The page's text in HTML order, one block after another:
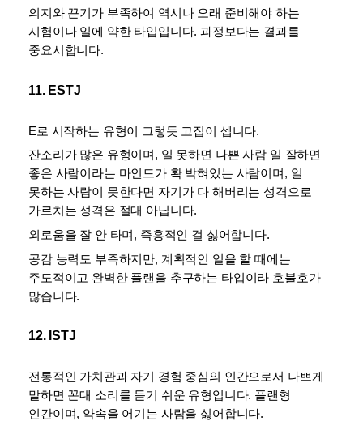
의지와 끈기가 부족하여 역시나 오래 준비해야 하는
시험이나 일에 약한 타입입니다. 과정보다는 결과를
중요시합니다.
11. ESTJ
E로 시작하는 유형이 그렇듯 고집이 셉니다.
잔소리가 많은 유형이며, 일 못하면 나쁜 사람 일 잘하면
좋은 사람이라는 마인드가 확 박혀있는 사람이며, 일
못하는 사람이 못한다면 자기가 다 해버리는 성격으로
가르치는 성격은 절대 아닙니다.
외로움을 잘 안 타며, 즉흥적인 걸 싫어합니다.
공감 능력도 부족하지만, 계획적인 일을 할 때에는
주도적이고 완벽한 플랜을 추구하는 타입이라 호불호가
많습니다.
12. ISTJ
전통적인 가치관과 자기 경험 중심의 인간으로서 나쁘게
말하면 꼰대 소리를 듣기 쉬운 유형입니다. 플랜형
인간이며, 약속을 어기는 사람을 싫어합니다.